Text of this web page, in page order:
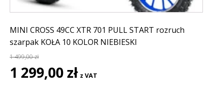
MINI CROSS 49CC XTR 701 PULL START rozruch
szarpak KOŁA 10 KOLOR NIEBIESKI
1 499,00zł
Pierwotna
cena
1 299,00 zł cena
z VAT